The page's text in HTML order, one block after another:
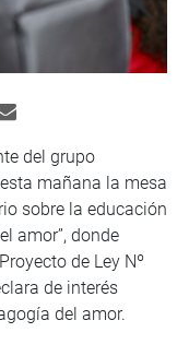
del grupo
mañana la mesa
sobre la educación
amor”, donde
de Ley Nº
de interés
del amor.